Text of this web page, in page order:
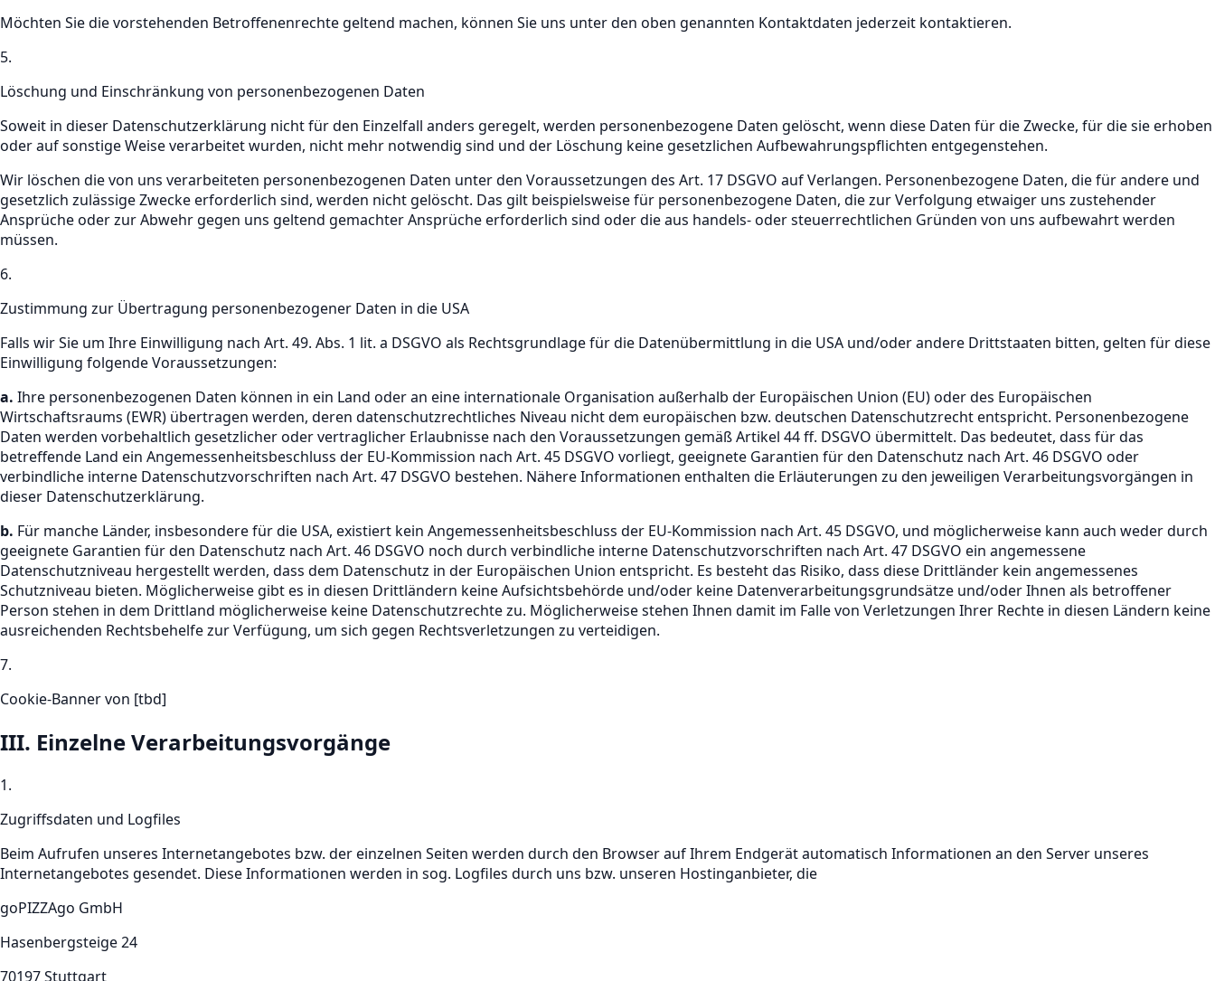
Möchten Sie die vorstehenden Betroffenenrechte geltend machen, können Sie uns unter den oben genannten Kontaktdaten jederzeit kontaktieren.
5.
Löschung und Einschränkung von personenbezogenen Daten
Soweit in dieser Datenschutzerklärung nicht für den Einzelfall anders geregelt, werden personenbezogene Daten gelöscht, wenn diese Daten für die Zwecke, für die sie erhoben
oder auf sonstige Weise verarbeitet wurden, nicht mehr notwendig sind und der Löschung keine gesetzlichen Aufbewahrungspflichten entgegenstehen.
Wir löschen die von uns verarbeiteten personenbezogenen Daten unter den Voraussetzungen des Art. 17 DSGVO auf Verlangen. Personenbezogene Daten, die für andere und
gesetzlich zulässige Zwecke erforderlich sind, werden nicht gelöscht. Das gilt beispielsweise für personenbezogene Daten, die zur Verfolgung etwaiger uns zustehender
Ansprüche oder zur Abwehr gegen uns geltend gemachter Ansprüche erforderlich sind oder die aus handels- oder steuerrechtlichen Gründen von uns aufbewahrt werden
müssen.
6.
Zustimmung zur Übertragung personenbezogener Daten in die USA
Falls wir Sie um Ihre Einwilligung nach Art. 49. Abs. 1 lit. a DSGVO als Rechtsgrundlage für die Datenübermittlung in die USA und/oder andere Drittstaaten bitten, gelten für diese
Einwilligung folgende Voraussetzungen:
a. Ihre personenbezogenen Daten können in ein Land oder an eine internationale Organisation außerhalb der Europäischen Union (EU) oder des Europäischen
Wirtschaftsraums (EWR) übertragen werden, deren datenschutzrechtliches Niveau nicht dem europäischen bzw. deutschen Datenschutzrecht entspricht. Personenbezogene
Daten werden vorbehaltlich gesetzlicher oder vertraglicher Erlaubnisse nach den Voraussetzungen gemäß Artikel 44 ff. DSGVO übermittelt. Das bedeutet, dass für das
betreffende Land ein Angemessenheitsbeschluss der EU-Kommission nach Art. 45 DSGVO vorliegt, geeignete Garantien für den Datenschutz nach Art. 46 DSGVO oder
verbindliche interne Datenschutzvorschriften nach Art. 47 DSGVO bestehen. Nähere Informationen enthalten die Erläuterungen zu den jeweiligen Verarbeitungsvorgängen in
dieser Datenschutzerklärung.
b. Für manche Länder, insbesondere für die USA, existiert kein Angemessenheitsbeschluss der EU-Kommission nach Art. 45 DSGVO, und möglicherweise kann auch weder durch
geeignete Garantien für den Datenschutz nach Art. 46 DSGVO noch durch verbindliche interne Datenschutzvorschriften nach Art. 47 DSGVO ein angemessene
Datenschutzniveau hergestellt werden, dass dem Datenschutz in der Europäischen Union entspricht. Es besteht das Risiko, dass diese Drittländer kein angemessenes
Schutzniveau bieten. Möglicherweise gibt es in diesen Drittländern keine Aufsichtsbehörde und/oder keine Datenverarbeitungsgrundsätze und/oder Ihnen als betroffener
Person stehen in dem Drittland möglicherweise keine Datenschutzrechte zu. Möglicherweise stehen Ihnen damit im Falle von Verletzungen Ihrer Rechte in diesen Ländern keine
ausreichenden Rechtsbehelfe zur Verfügung, um sich gegen Rechtsverletzungen zu verteidigen.
7.
Cookie-Banner von [tbd]
III. Einzelne Verarbeitungsvorgänge
1.
Zugriffsdaten und Logfiles
Beim Aufrufen unseres Internetangebotes bzw. der einzelnen Seiten werden durch den Browser auf Ihrem Endgerät automatisch Informationen an den Server unseres
Internetangebotes gesendet. Diese Informationen werden in sog. Logfiles durch uns bzw. unseren Hostinganbieter, die
goPIZZAgo GmbH
Hasenbergsteige 24
70197 Stuttgart